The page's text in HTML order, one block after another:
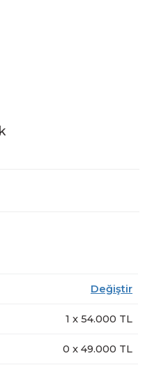
Değiştir
1 x 54.000 TL
0 x 49.000 TL